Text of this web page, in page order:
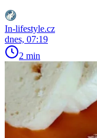
In-lifestyle.cz
dnes, 07:19
2 min